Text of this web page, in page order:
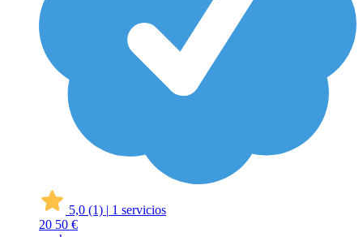
5,0 (1) | 1 servicios
20 50 €